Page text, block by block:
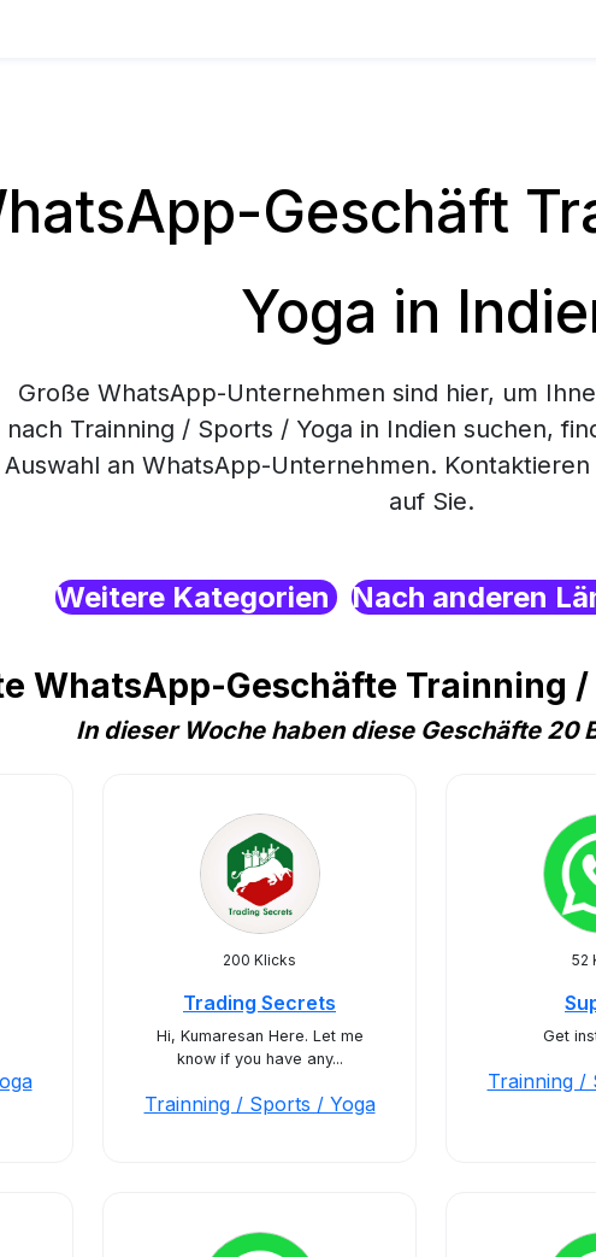
Geschäft
Yoga in
Große WhatsApp-Unternehmen sind hier, um
nach Trainning / Sports / Yoga in Indien suchen,
Auswahl an WhatsApp-Unternehmen.
auf Sie.
Weitere Kategorien Nach anderen
WhatsApp-Geschäfte Trainning
In dieser Woche haben diese Geschäfte 20
200 Klicks
Trading Secrets
Hi, Kumaresan Here. Let me
know if you have any...
Trainning / Sports / Yoga
52
Get
Trainning /